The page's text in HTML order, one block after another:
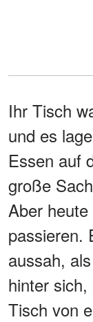
Ihr Tisch
und es
Essen auf
große
Aber
passieren.
aussah,
hinter
Tisch von